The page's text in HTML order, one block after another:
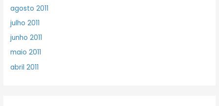
agosto 2011
julho 2011
junho 2011
maio 2011
abril 2011